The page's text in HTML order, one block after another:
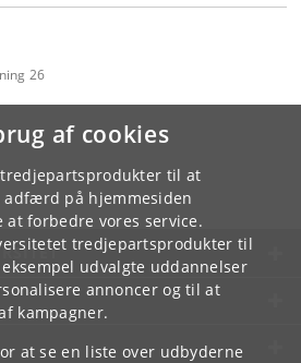
af cookies
til at
på hjemmesiden
forbedre vores service.
tredjepartsprodukter til
udvalgte uddannelser
annoncer og til at
kampagner.
at se en liste over udbyderne
26